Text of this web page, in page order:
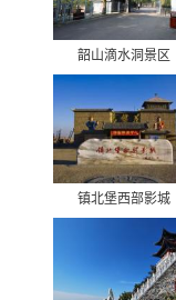
韶山滴水洞景区
镇北堡西部影城